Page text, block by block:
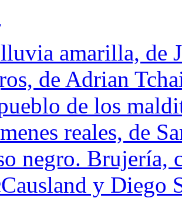
amarilla, de
de Adrian
de los
reales, de
negro. Brujería,
y Diego